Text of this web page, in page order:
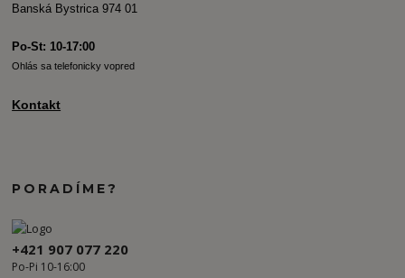
Banská Bystrica 974 01
Po-St: 10-17:00
Ohlás sa telefonicky vopred
Kontakt
PORADÍME?
+421 907 077 220
Po-Pi 10-16:00